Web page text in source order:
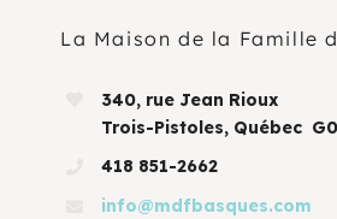
La Maison de la Famille
340, rue Jean Rioux
Trois-Pistoles, Québec
418 851-2662
info@mdfbasques.com